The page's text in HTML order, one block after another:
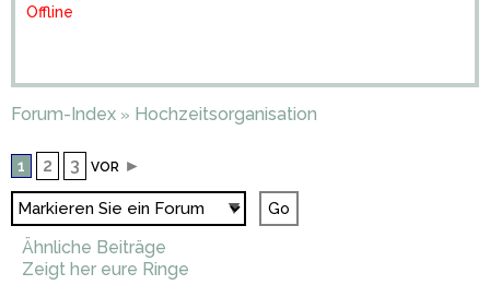
Offline
Forum-Index » Hochzeitsorganisation
1 2 3 VOR ►
Ähnliche Beiträge
Zeigt her eure Ringe